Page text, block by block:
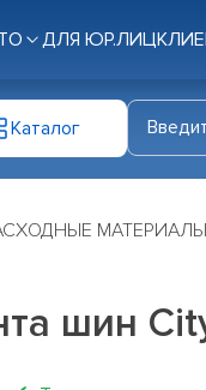
ДЛЯ ЮР.ЛИЦ
Каталог
шин